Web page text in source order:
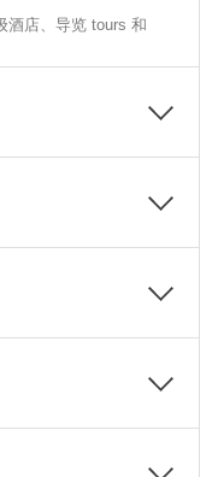
酒店、导览 tours 和